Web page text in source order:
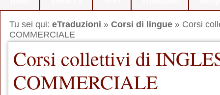
Tu sei qui: eTraduzioni » Corsi di lingue » Corsi
COMMERCIALE
Corsi collettivi di
COMMERCIALE